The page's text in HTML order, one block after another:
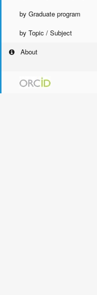
by Graduate program
by Topic / Subject
About